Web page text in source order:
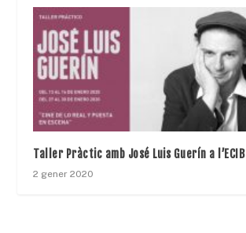
Taller Pràctic amb José Luis Guerín a l’ECIB
2 gener 2020